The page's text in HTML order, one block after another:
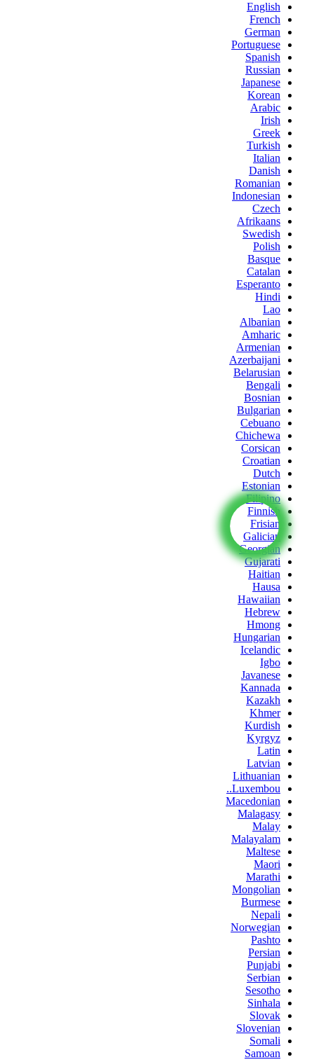
English
French
German
Portuguese
Spanish
Russian
Japanese
Korean
Arabic
Irish
Greek
Turkish
Italian
Danish
Romanian
Indonesian
Czech
Afrikaans
Swedish
Polish
Basque
Catalan
Esperanto
Hindi
Lao
Albanian
Amharic
Armenian
Azerbaijani
Belarusian
Bengali
Bosnian
Bulgarian
Cebuano
Chichewa
Corsican
Croatian
Dutch
Estonian
Filipino
Finnish
Frisian
Galician
Georgian
Gujarati
Haitian
Hausa
Hawaiian
Hebrew
Hmong
Hungarian
Icelandic
Igbo
Javanese
Kannada
Kazakh
Khmer
Kurdish
Kyrgyz
Latin
Latvian
Lithuanian
Luxembou..
Macedonian
Malagasy
Malay
Malayalam
Maltese
Maori
Marathi
Mongolian
Burmese
Nepali
Norwegian
Pashto
Persian
Punjabi
Serbian
Sesotho
Sinhala
Slovak
Slovenian
Somali
Samoan